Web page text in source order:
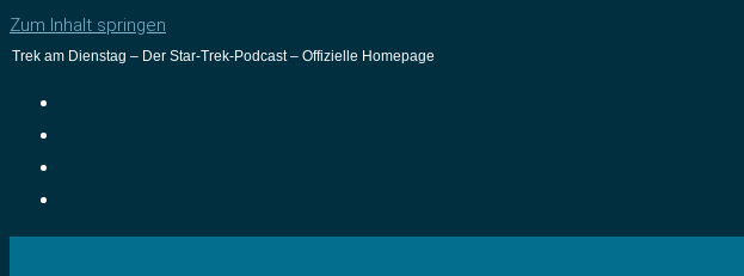
Zum Inhalt springen
Trek am Dienstag – Der Star-Trek-Podcast – Offizielle Homepage